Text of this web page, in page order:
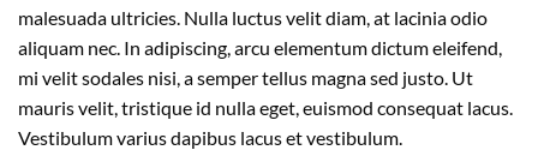
malesuada ultricies. Nulla luctus velit diam, at lacinia odio
aliquam nec. In adipiscing, arcu elementum dictum eleifend,
mi velit sodales nisi, a semper tellus magna sed justo. Ut
mauris velit, tristique id nulla eget, euismod consequat lacus.
Vestibulum varius dapibus lacus et vestibulum.